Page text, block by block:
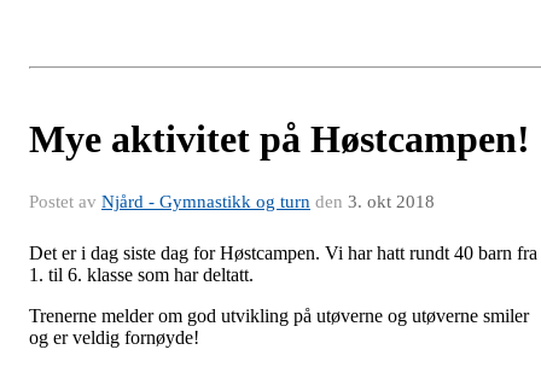
Mye aktivitet på Høstcampen!
Postet av Njård - Gymnastikk og turn den 3. okt 2018
Det er i dag siste dag for Høstcampen. Vi har hatt rundt 40 barn fra
1. til 6. klasse som har deltatt.
Trenerne melder om god utvikling på utøverne og utøverne smiler
og er veldig fornøyde!